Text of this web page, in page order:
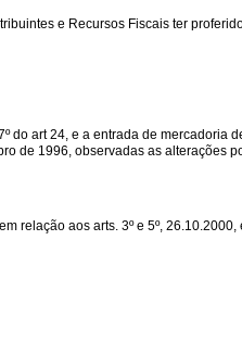
e Recursos Fiscais ter
art 24, e a entrada de mercadoria
de 1996, observadas as alterações
aos arts. 3º e 5º, 26.10.2000,